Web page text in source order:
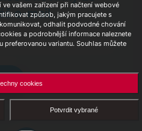
e-mail
vašem zařízení při načtení webové
způsob, jakým pracujete s
odhalit podvodné chování
a podrobnější informace naleznete
variantu. Souhlas můžete
Potvrdit vybrané
cookies